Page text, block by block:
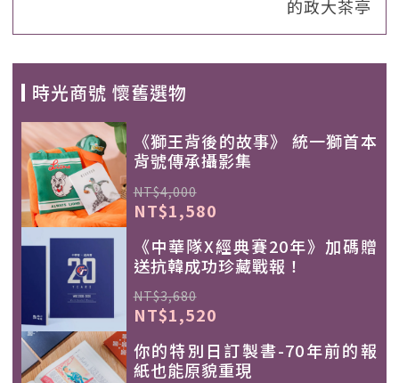
的政大茶亭
時光商號 懷舊選物
《獅王背後的故事》 統一獅首本
背號傳承攝影集
NT$4,000
NT$1,580
《中華隊X經典賽20年》加碼贈
送抗韓成功珍藏戰報！
NT$3,680
NT$1,520
你的特別日訂製書-70年前的報
紙也能原貌重現